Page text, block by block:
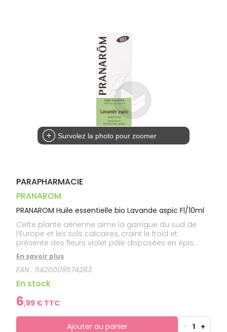
Survolez la photo pour zoomer
PARAPHARMACIE
PRANAROM
PRANAROM Huile essentielle bio Lavande aspic Fl/10ml
Cette plante aérienne aime la garrigue du sud de
l’Europe et les sols calcaires, craint le froid et
présente des fleurs violet pâle disposées en épis
lâches, au sommet de longues tiges. La floraison et
la cueillette sont plus tardives que la lavande vraie.
La lavande aspic fournit une huile essentielle qualifiée
d’urgence car elle sera “miraculeuse” pour soulager
et guérir de manière quasi instantanée les brûlures
sévères et les piqûres de guêpe. En avoir eu besoin
dans ces circonstances prouve, s’il en est, que
l’aromathérapie est bien une médecine à part
En savoir plus
EAN : 5420008574283
En stock
6,99 € TTC
Ajouter au panier - 1 +